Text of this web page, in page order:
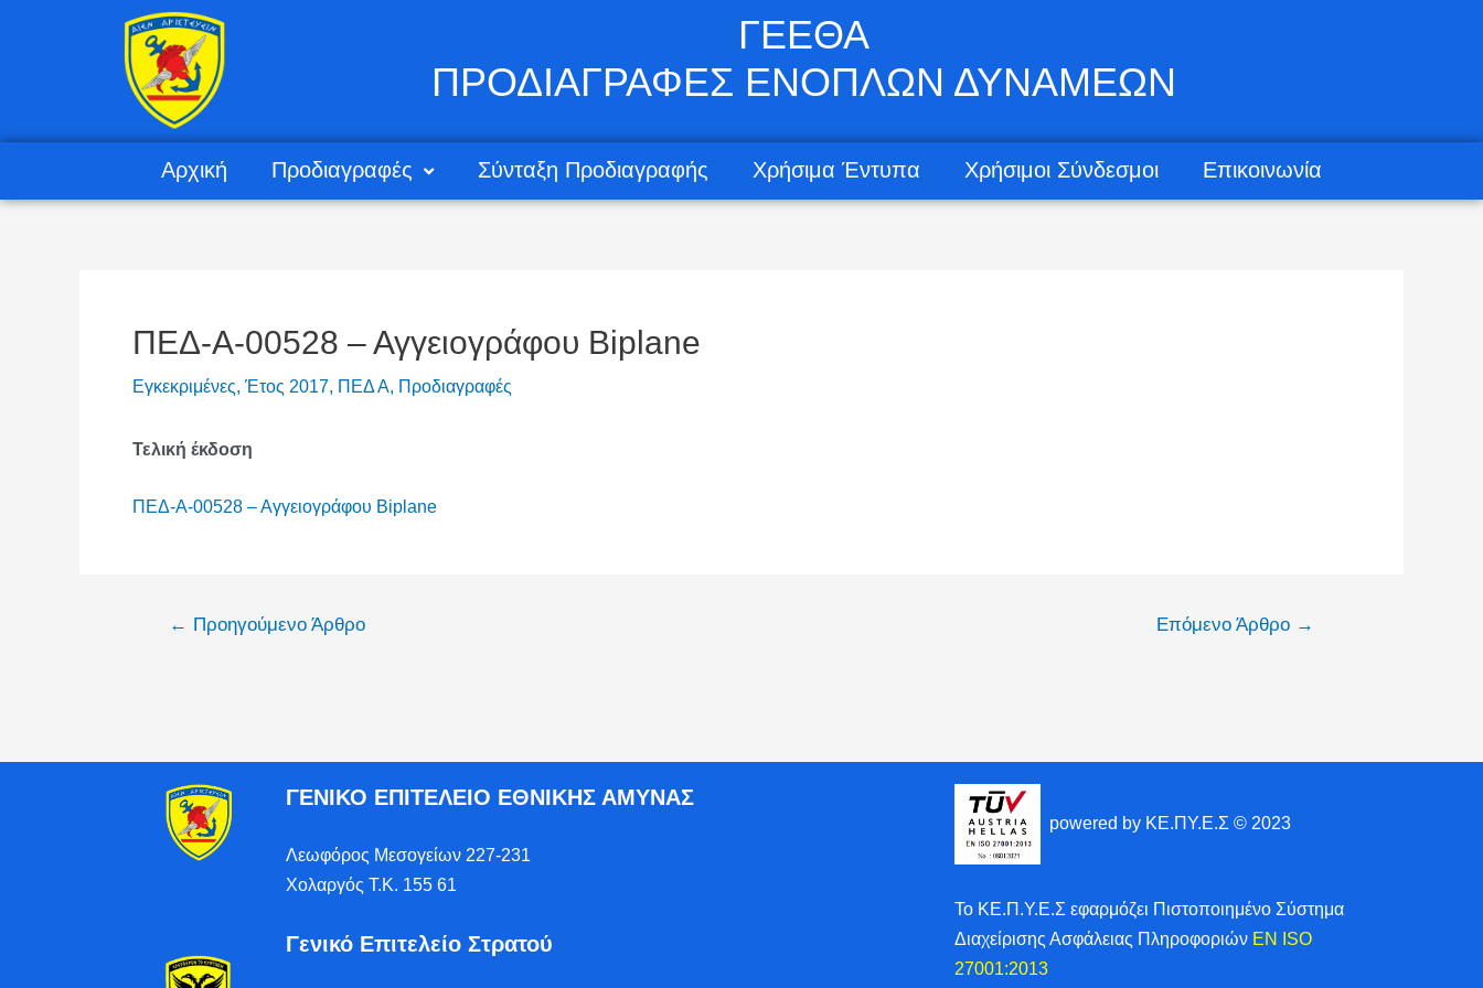
ΓΕΕΘΑ
ΠΡΟΔΙΑΓΡΑΦΕΣ ΕΝΟΠΛΩΝ ΔΥΝΑΜΕΩΝ
Αρχική Προδιαγραφές Σύνταξη Προδιαγραφής Χρήσιμα Έντυπα Χρήσιμοι Σύνδεσμοι Επικοινωνία
ΠΕΔ-Α-00528 – Αγγειογράφου Biplane
Εγκεκριμένες, Έτος 2017, ΠΕΔ Α, Προδιαγραφές
Τελική έκδοση
ΠΕΔ-Α-00528 – Αγγειογράφου Biplane
← Προηγούμενο Άρθρο Επόμενο Άρθρο →
ΓΕΝΙΚΟ ΕΠΙΤΕΛΕΙΟ ΕΘΝΙΚΗΣ ΑΜΥΝΑΣ
Λεωφόρος Μεσογείων 227-231
Χολαργός Τ.Κ. 155 61
Γενικό Επιτελείο Στρατού
powered by ΚΕ.ΠΥ.Ε.Σ © 2023
Το ΚΕ.Π.Υ.Ε.Σ εφαρμόζει Πιστοποιημένο Σύστημα
Διαχείρισης Ασφάλειας Πληροφοριών EN ISO
27001:2013